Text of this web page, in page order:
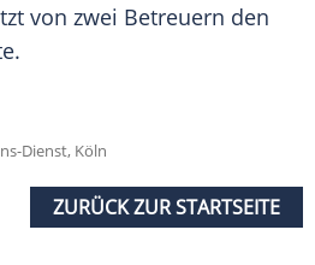
von zwei Betreuern den
Dienst, Köln
ZURÜCK ZUR STARTSEITE